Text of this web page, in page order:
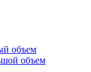
объем
объем